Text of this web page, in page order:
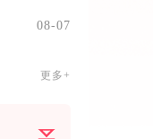
08-07
更多+